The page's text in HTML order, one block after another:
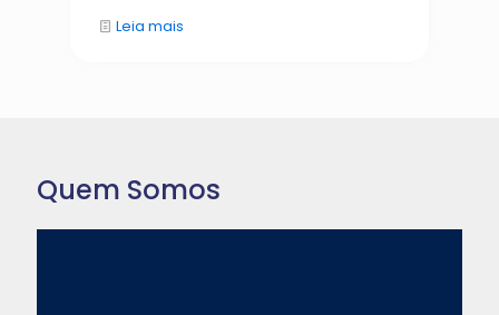
Leia mais
Quem Somos